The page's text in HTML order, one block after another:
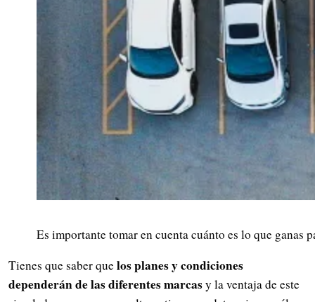
Es importante tomar en cuenta cuánto es lo que ganas
Tienes que saber quelos planes y condiciones
dependerán de las diferentes marcasy la ventaja de este